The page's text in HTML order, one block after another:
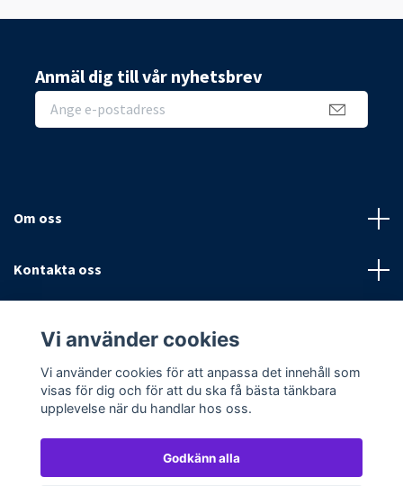
Anmäl dig till vår nyhetsbrev
Om oss
Kontakta oss
Sociala medier
Vi använder cookies
Vi använder cookies för att anpassa det innehåll som
visas för dig och för att du ska få bästa tänkbara
upplevelse när du handlar hos oss.
Godkänn alla